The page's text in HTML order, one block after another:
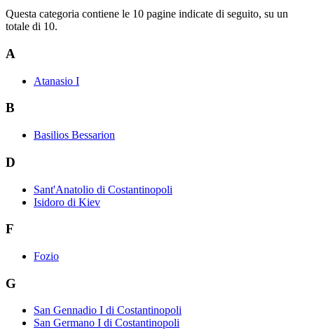
Questa categoria contiene le 10 pagine indicate di seguito, su un
totale di 10.
A
Atanasio I
B
Basilios Bessarion
D
Sant'Anatolio di Costantinopoli
Isidoro di Kiev
F
Fozio
G
San Gennadio I di Costantinopoli
San Germano I di Costantinopoli